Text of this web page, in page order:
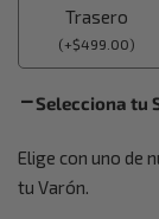
Trasero
(+$499.00)
Selecciona tu
Elige con uno de
tu Varón.